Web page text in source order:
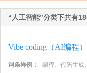
“人工智能”分类下共有
Vibe coding（AI编程
词条样例：
编程、代码生成